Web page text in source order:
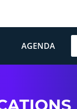
AGENDA